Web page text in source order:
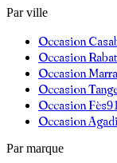
Par ville
Occasion
OccasionRabat
Occasion
Occasion
OccasionFès
Occasion
Par marque